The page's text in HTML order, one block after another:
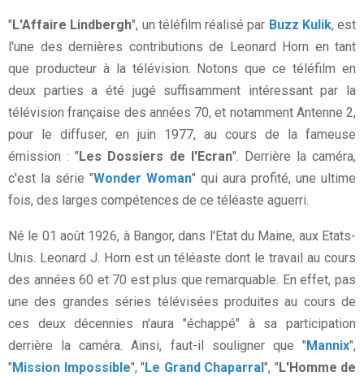
"L'Affaire Lindbergh", un téléfilm réalisé par Buzz Kulik, est
l'une des dernières contributions de Leonard Horn en tant
que producteur à la télévision. Notons que ce téléfilm en
deux parties a été jugé suffisamment intéressant par la
télévision française des années 70, et notamment Antenne 2,
pour le diffuser, en juin 1977, au cours de la fameuse
émission : "Les Dossiers de l'Ecran". Derrière la caméra,
c'est la série "Wonder Woman" qui aura profité, une ultime
fois, des larges compétences de ce téléaste aguerri.
Né le 01 août 1926, à Bangor, dans l'Etat du Maine, aux Etats-
Unis. Leonard J. Horn est un téléaste dont le travail au cours
des années 60 et 70 est plus que remarquable. En effet, pas
une des grandes séries télévisées produites au cours de
ces deux décennies n'aura "échappé" à sa participation
derrière la caméra. Ainsi, faut-il souligner que "Mannix",
"Mission Impossible", "Le Grand Chaparral", "L'Homme de